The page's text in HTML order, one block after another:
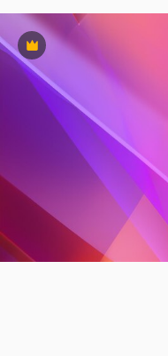
Premium